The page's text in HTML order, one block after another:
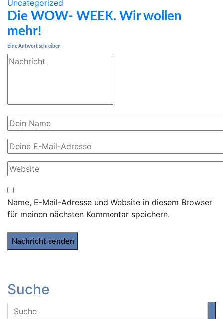
Uncategorized
Die WOW- WEEK. Wir wollen
mehr!
Eine Antwort schreiben
Name, E-Mail-Adresse und Website in diesem Browser
für meinen nächsten Kommentar speichern.
Suche